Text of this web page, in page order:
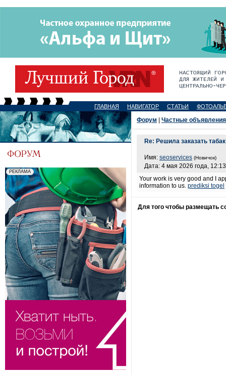
ГЛАВНАЯ НАВИГАТОР СТАТЬИ
Форум Частные объявления
Re: Решила заказать
Имя: seoservices (Новичок)
Дата: 4 мая 2026 года, 12:13
Your work is very good and I
information to us. prediksi togel
Для того чтобы размещать